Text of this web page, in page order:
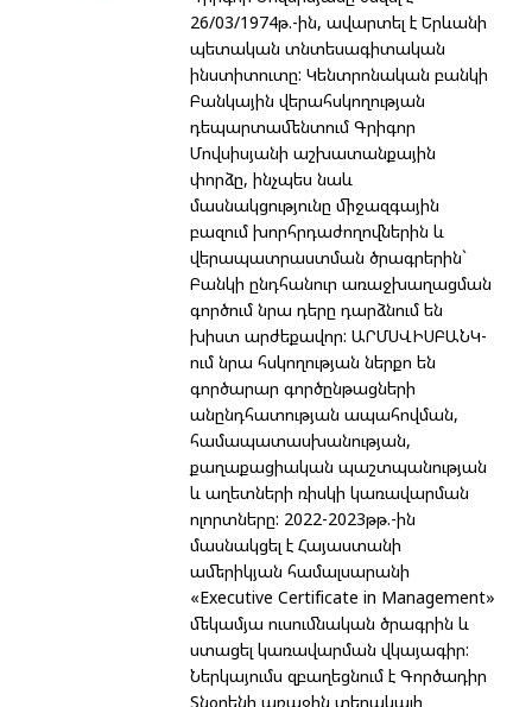
26/03/1974թ.-ին, ավարտել է Երևանի
պետական տնտեսագիտական
ինստիտուտը: Կենտրոնական բանկի
Բանկային վերահսկողության
դեպարտամենտում Գրիգոր
Մովսիսյանի աշխատանքային
փորձը, ինչպես նաև
մասնակցությունը միջազգային
բազում խորհրդաժողովներին և
վերապատրաստման ծրագրերին`
Բանկի ընդհանուր առաջխաղացման
գործում նրա դերը դարձնում են
խիստ արժեքավոր: ԱՐՄՍՎԻՍԲԱՆԿ-
ում նրա հսկողության ներքո են
գործարար գործընթացների
անընդհատության ապահովման,
համապատասխանության,
քաղաքացիական պաշտպանության
և աղետների ռիսկի կառավարման
ոլորտները: 2022-2023թթ.-ին
մասնակցել է Հայաստանի
ամերիկյան համալսարանի
«Executive Certificate in Management»
մեկամյա ուսումնական ծրագրին և
ստացել կառավարման վկայագիր:
Ներկայումս զբաղեցնում է Գործադիր
Տնօրենի առաջին տեղակալի